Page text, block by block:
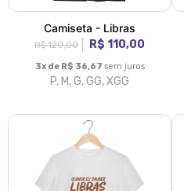
Camiseta - Libras
R$ 120,00 R$ 110,00
3x de R$ 36,67 sem juros
P, M, G, GG, XGG